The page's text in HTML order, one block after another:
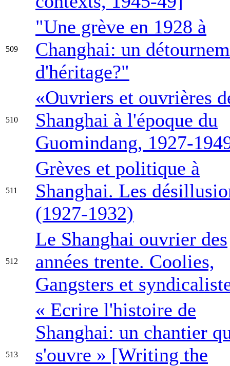
509
"Une grève en 1928 à
Changhai: un
d'héritage?"
510
«Ouvriers et ouvrières
Shanghai à l'époque du
Guomindang, 1927-
511
Grèves et politique à
Shanghai. Les
(1927-1932)
512
Le Shanghai ouvrier des
années trente. Coolies,
Gangsters et
513
« Ecrire l'histoire de
Shanghai: un chantier
s'ouvre » [Writing the